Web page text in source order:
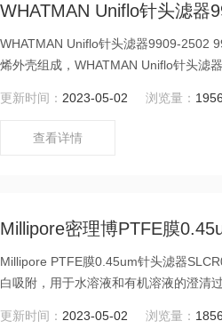
WHATMAN Uniflo针头滤器
WHATMAN Uniflo针头滤器9909-2502
烯外壳组成，WHATMAN Uniflo针头滤
更新时间： 2023-05-02 浏览量： 1956
查看详情
Millipore密理博PTFE膜
Millipore PTFE膜0.45um针头滤器
白吸附，用于水溶液和有机溶液的澄清过
更新时间： 2023-05-02 浏览量： 1856